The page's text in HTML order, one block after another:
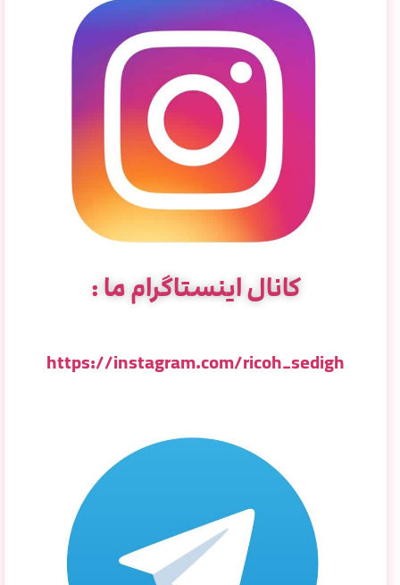
کانال اینستاگرام ما :
https://instagram.com/ricoh_sedigh